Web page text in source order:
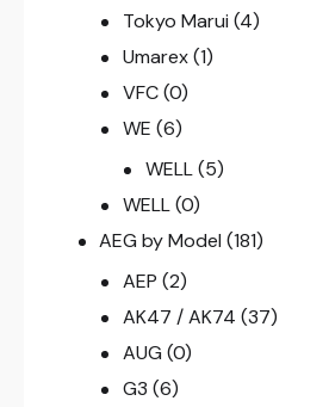
Tokyo Marui (4)
Umarex (1)
VFC (0)
WE (6)
WELL (5)
WELL (0)
AEG by Model (181)
AEP (2)
AK47 / AK74 (37)
AUG (0)
G3 (6)